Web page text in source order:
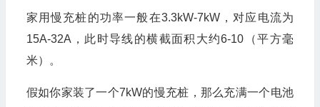
家用慢充桩的功率一般在3.3kW-7kW，对应电流为
15A-32A，此时导线的横截面积大约6-10（平方毫
米）。
假如你家装了一个7kW的慢充桩，那么充满一个电池